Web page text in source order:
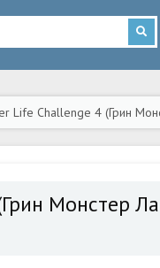
Life Challenge 4 (Грин
Монстер